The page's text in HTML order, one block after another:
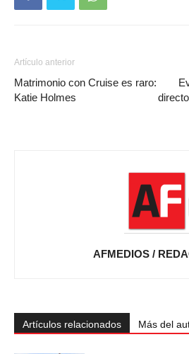
Artículo anterior
Matrimonio con Cruise es raro:
Katie Holmes
AFMEDIOS /
Artículos relacionados Más del